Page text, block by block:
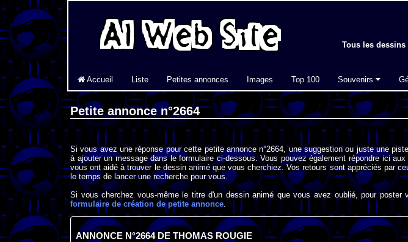
Tous les dessins
Accueil Liste Petites annonces Images Top 100 Souvenirs
Petite annonce n°2664
Si vous avez une réponse pour cette petite annonce n°2664, une suggestion ou juste une
à ajouter un message dans le formulaire ci-dessous. Vous pouvez également répondre ici
vous ont aidé à trouver le dessin animé que vous cherchiez. Vos retours sont appréciés par
le temps de lancer une recherche pour vous.
Si vous cherchez vous-même le titre d'un dessin animé que vous avez oublié, pour poster
formulaire de création de petite annonce.
ANNONCE N°2664 DE THOMAS ROUGIE